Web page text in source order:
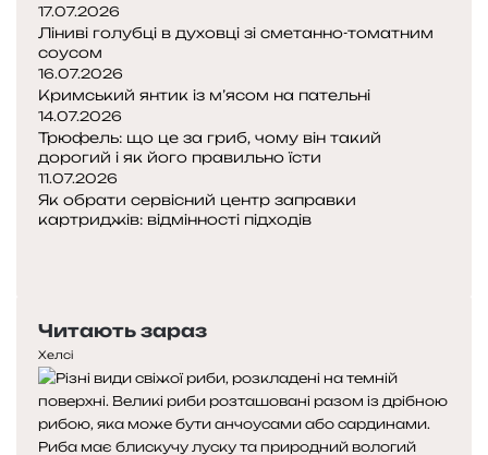
і
т
а
м
і
н
и
17.07.2026
Ліниві голубці в духовці зі сметанно-томатним
соусом
16.07.2026
Кримський янтик із м’ясом на пательні
14.07.2026
Трюфель: що це за гриб, чому він такий
дорогий і як його правильно їсти
11.07.2026
Як обрати сервісний центр заправки
картриджів: відмінності підходів
р
е
д
н
я
с
т
у
п
н
а
с
Читають зараз
Хелсі